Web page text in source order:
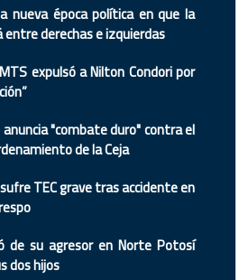
nueva época política en que la
entre derechas e izquierdas
expulsó a Nilton Condori por
"combate duro" contra el
de la Ceja
TEC grave tras accidente en
de su agresor en Norte Potosí
dos hijos